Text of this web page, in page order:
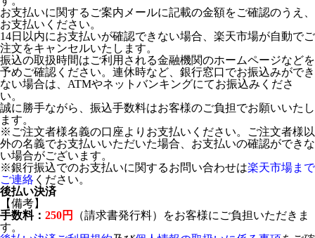
お支払いに関するご案内メールに記載の金額をご確認のうえ、
お支払いください。
14日以内にお支払いが確認できない場合、楽天市場が自動でご
注文をキャンセルいたします。
振込の取扱時間はご利用される金融機関のホームページなどを
予めご確認ください。連休時など、銀行窓口でお振込みができ
ない場合は、ATMやネットバンキングにてお振込みくださ
い。
誠に勝手ながら、振込手数料はお客様のご負担でお願いいたし
ます。
※ご注文者様名義の口座よりお支払いください。ご注文者様以
外の名義でお支払いいただいた場合、お支払いの確認ができな
い場合がございます。
※銀行振込でのお支払いに関するお問い合わせは楽天市場まで
ご連絡 ください。
後払い決済
【備考】
手数料： 250円
（請求書発行料）をお客様にご負担いただきま
す。